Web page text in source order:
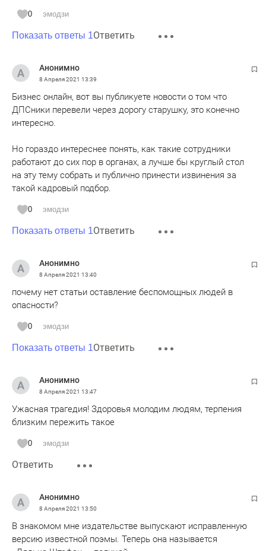
0 эмодзи
Показать ответы 1Ответить
Анонимно
8 Апреля 2021 13:39
Бизнес онлайн, вот вы публикуете новости о том что
ДПСники перевели через дорогу старушку, это конечно
интересно.
Но гораздо интереснее понять, как такие сотрудники
работают до сих пор в органах, а лучше бы круглый стол
на эту тему собрать и публично принести извинения за
такой кадровый подбор.
0 эмодзи
Показать ответы 1Ответить
Анонимно
8 Апреля 2021 13:40
почему нет статьи оставление беспомощных людей в
опасности?
0 эмодзи
Показать ответы 1Ответить
Анонимно
8 Апреля 2021 13:47
Ужасная трагедия! Здоровья молодим людям, терпения
близким пережить такое
0 эмодзи
Ответить
Анонимно
8 Апреля 2021 13:50
В знакомом мне издательстве выпускают исправленную
версию известной поэмы. Теперь она называется